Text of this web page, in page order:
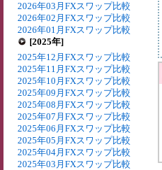
2026年03月FXスワップ比較
2026年02月FXスワップ比較
2026年01月FXスワップ比較
[2025年]
2025年12月FXスワップ比較
2025年11月FXスワップ比較
2025年10月FXスワップ比較
2025年09月FXスワップ比較
2025年08月FXスワップ比較
2025年07月FXスワップ比較
2025年06月FXスワップ比較
2025年05月FXスワップ比較
2025年04月FXスワップ比較
2025年03月FXスワップ比較